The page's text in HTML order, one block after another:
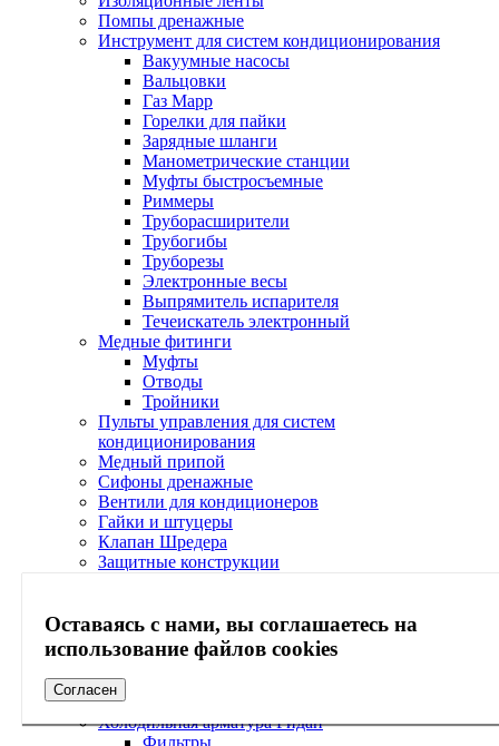
Оставаясь с нами, вы соглашаетесь на
использование файлов cookies
Согласен
Помпы дренажные
Инструмент для систем кондиционирования
Вакуумные насосы
Вальцовки
Газ Mapp
Горелки для пайки
Зарядные шланги
Манометрические станции
Муфты быстросъемные
Риммеры
Труборасширители
Трубогибы
Труборезы
Электронные весы
Выпрямитель испарителя
Течеискатель электронный
Медные фитинги
Муфты
Отводы
Тройники
Пульты управления для систем
кондиционирования
Медный припой
Сифоны дренажные
Вентили для кондиционеров
Гайки и штуцеры
Клапан Шредера
Защитные конструкции
Кабель-каналы
Согласователи работы кондиционеров
Электрические вилки
Экраны
Сервисное обслуживание
Холодильная арматура Ридан